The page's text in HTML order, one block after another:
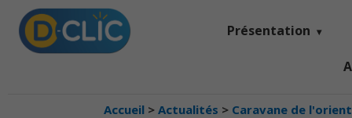
Présentation
Accueil > Actualités > Caravane de